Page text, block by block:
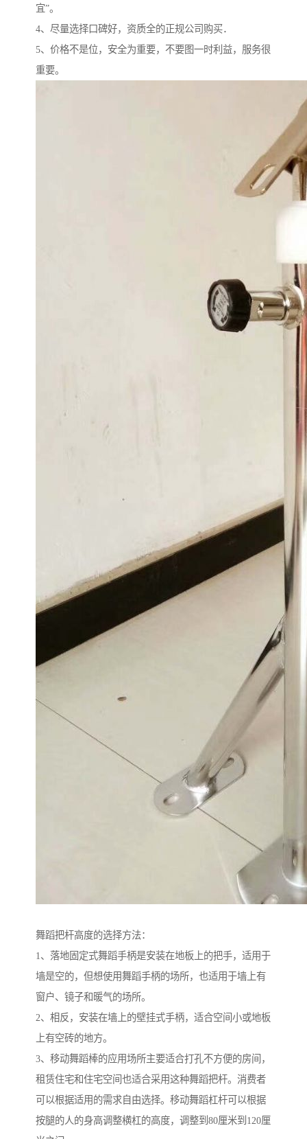
宜”。
4、尽量选择口碑好，资质全的正规公司购买．
5、价格不是位，安全为重要，不要图一时利益，服务很
重要。
舞蹈把杆高度的选择方法：
1、落地固定式舞蹈手柄是安装在地板上的把手，适用于
墙是空的，但想使用舞蹈手柄的场所，也适用于墙上有
窗户、镜子和暖气的场所。
2、相反，安装在墙上的壁挂式手柄，适合空间小或地板
上有空砖的地方。
3、移动舞蹈棒的应用场所主要适合打孔不方便的房间，
租赁住宅和住宅空间也适合采用这种舞蹈把杆。消费者
可以根据适用的需求自由选择。移动舞蹈杠杆可以根据
按腿的人的身高调整横杠的高度，调整到80厘米到120厘